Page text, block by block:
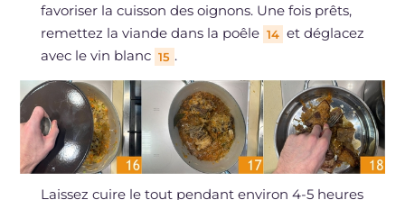
favoriser la cuisson des oignons. Une fois prêts,
remettez la viande dans la poêle 14 et déglacez
avec le vin blanc 15 .
Laissez cuire le tout pendant environ 4-5 heures